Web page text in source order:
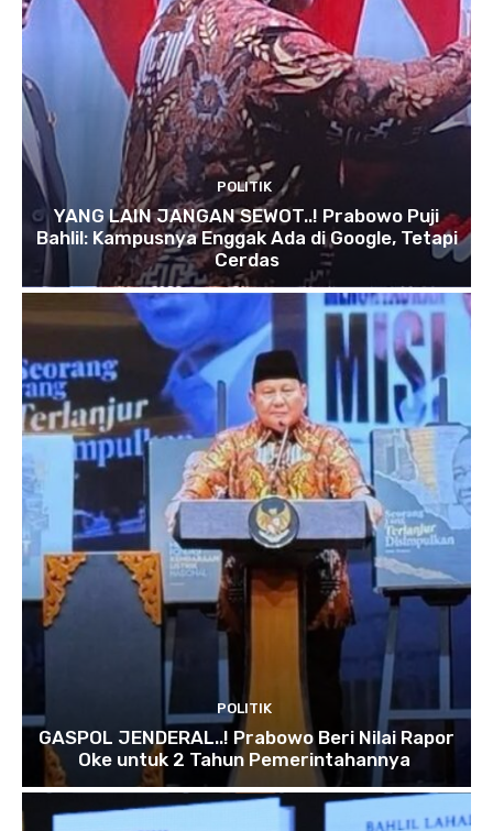
POLITIK
YANG LAIN JANGAN SEWOT..! Prabowo Puji
Bahlil: Kampusnya Enggak Ada di Google, Tetapi
Cerdas
POLITIK
GASPOL JENDERAL..! Prabowo Beri Nilai Rapor
Oke untuk 2 Tahun Pemerintahannya